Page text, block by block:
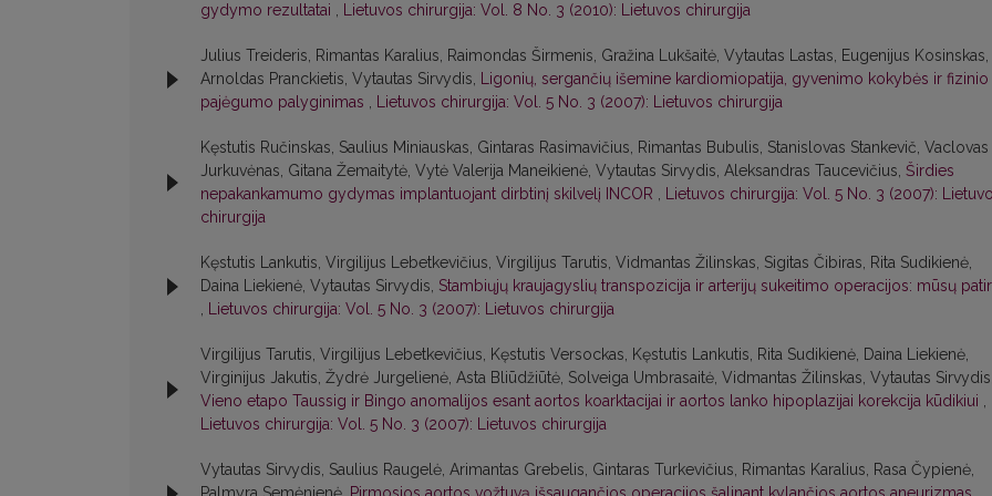
gydymo rezultatai , Lietuvos chirurgija: Vol. 8 No. 3 (2010): Lietuvos chirurgija
Julius Treideris, Rimantas Karalius, Raimondas Širmenis, Gražina Lukšaitė, Vytautas Lastas, Eugenijus Kosinskas,
Arnoldas Pranckietis, Vytautas Sirvydis, Ligonių, sergančių išemine kardiomiopatija, gyvenimo kokybės ir fizinio
pajėgumo palyginimas , Lietuvos chirurgija: Vol. 5 No. 3 (2007): Lietuvos chirurgija
Kęstutis Ručinskas, Saulius Miniauskas, Gintaras Rasimavičius, Rimantas Bubulis, Stanislovas Stankevič, Vaclovas
Jurkuvėnas, Gitana Žemaitytė, Vytė Valerija Maneikienė, Vytautas Sirvydis, Aleksandras Taucevičius, Širdies
nepakankamumo gydymas implantuojant dirbtinį skilvelį INCOR , Lietuvos chirurgija: Vol. 5 No. 3 (2007):
chirurgija
Kęstutis Lankutis, Virgilijus Lebetkevičius, Virgilijus Tarutis, Vidmantas Žilinskas, Sigitas Čibiras, Rita Sudikienė,
Daina Liekienė, Vytautas Sirvydis, Stambiųjų kraujagyslių transpozicija ir arterijų sukeitimo operacijos: mūsų
, Lietuvos chirurgija: Vol. 5 No. 3 (2007): Lietuvos chirurgija
Virgilijus Tarutis, Virgilijus Lebetkevičius, Kęstutis Versockas, Kęstutis Lankutis, Rita Sudikienė, Daina Liekienė,
Virginijus Jakutis, Žydrė Jurgelienė, Asta Bliūdžiūtė, Solveiga Umbrasaitė, Vidmantas Žilinskas, Vytautas Sirvydis,
Vieno etapo Taussig ir Bingo anomalijos esant aortos koarktacijai ir aortos lanko hipoplazijai korekcija kūdikiui ,
Lietuvos chirurgija: Vol. 5 No. 3 (2007): Lietuvos chirurgija
Vytautas Sirvydis, Saulius Raugelė, Arimantas Grebelis, Gintaras Turkevičius, Rimantas Karalius, Rasa Čypienė,